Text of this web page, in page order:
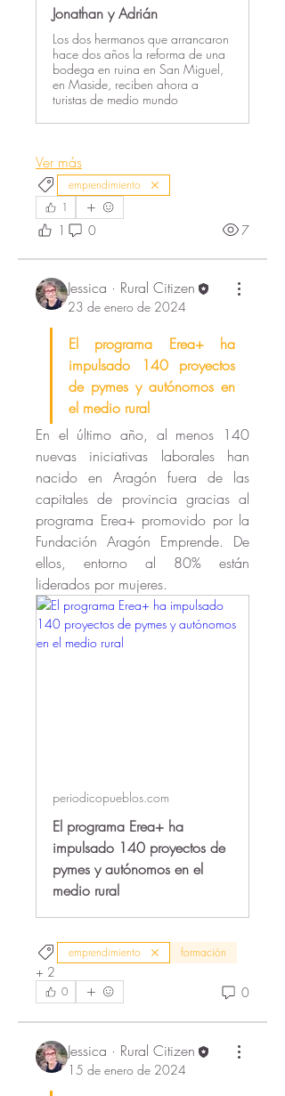
Jonathan y Adrián
Los dos hermanos que arrancaron
hace dos años la reforma de una
bodega en ruina en San Miguel,
en Maside, reciben ahora a
turistas de medio mundo
Ver más
emprendimiento
1
1 0 7
Jessica · Rural Citizen
23 de enero de 2024
El programa Erea+ ha
impulsado 140 proyectos
de pymes y autónomos en
el medio rural
En el último año, al menos 140
nuevas iniciativas laborales han
nacido en Aragón fuera de las
capitales de provincia gracias al
programa Erea+ promovido por la
Fundación Aragón Emprende. De
ellos, entorno al 80% están
liderados por mujeres.
periodicopueblos.com
El programa Erea+ ha
impulsado 140 proyectos de
pymes y autónomos en el
medio rural
emprendimiento formación
+ 2
0 0
Jessica · Rural Citizen
15 de enero de 2024